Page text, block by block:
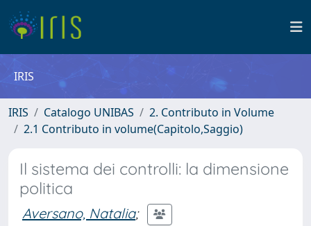
IRIS
IRIS Catalogo UNIBAS
2. Contributo in Volume
2.1 Contributo in volume(Capitolo,Saggio)
Il sistema dei controlli: la dimensione
politica
Aversano, Natalia;